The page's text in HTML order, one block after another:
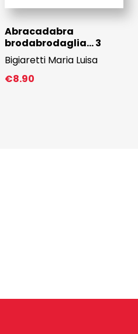
Abracadabra
brodabrodaglia… 3
Bigiaretti Maria Luisa
€8.90